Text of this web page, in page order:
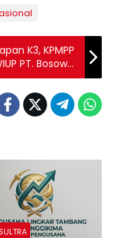
K3, KPMPP
PT. Bosowa